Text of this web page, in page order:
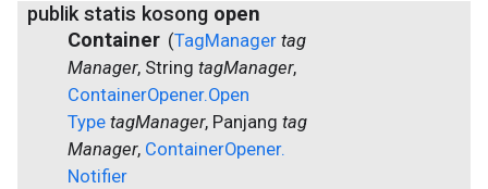
publik statis kosong open
Container (TagManager tag
Manager, String tagManager,
ContainerOpener.Open
Type tagManager, Panjang tag
Manager, ContainerOpener.
Notifier